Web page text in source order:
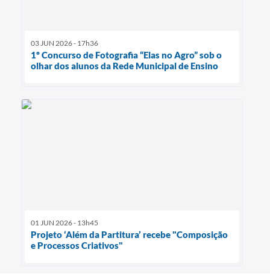
03 JUN 2026 - 17h36
1º Concurso de Fotografia “Elas no Agro” sob o
olhar dos alunos da Rede Municipal de Ensino
01 JUN 2026 - 13h45
Projeto ‘Além da Partitura’ recebe "Composição
e Processos Criativos"